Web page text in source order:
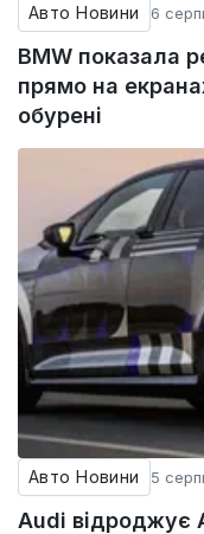
Авто Новини 6
BMW показала
прямо на
обурені
Авто Новини 5
Audi відроджує